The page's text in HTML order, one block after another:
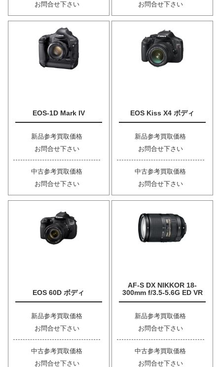
お問合せ下さい
お問合せ下さい
EOS-1D Mark IV
新品参考買取価格
お問合せ下さい
中古参考買取価格
お問合せ下さい
EOS Kiss X4 ボディ
新品参考買取価格
お問合せ下さい
中古参考買取価格
お問合せ下さい
EOS 60D ボディ
新品参考買取価格
お問合せ下さい
中古参考買取価格
お問合せ下さい
AF-S DX NIKKOR 18-
300mm f/3.5-5.6G ED VR
新品参考買取価格
お問合せ下さい
中古参考買取価格
お問合せ下さい